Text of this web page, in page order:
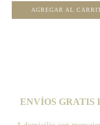
AGREGAR AL
ENVÍOS GRATIS